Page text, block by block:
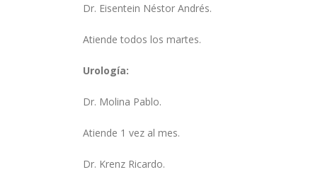
Dr. Eisentein Néstor Andrés.
Atiende todos los martes.
Urología:
Dr. Molina Pablo.
Atiende 1 vez al mes.
Dr. Krenz Ricardo.